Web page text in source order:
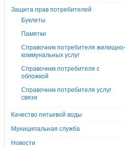
Защита прав потребителей
Буклеты
Памятки
Справочник потребителя жилищно-
коммунальных услуг
Справочник потребителя с
обложкой
Справочник потребителя услуг
связи
Качество питьевой воды
Муниципальная служба
Новости